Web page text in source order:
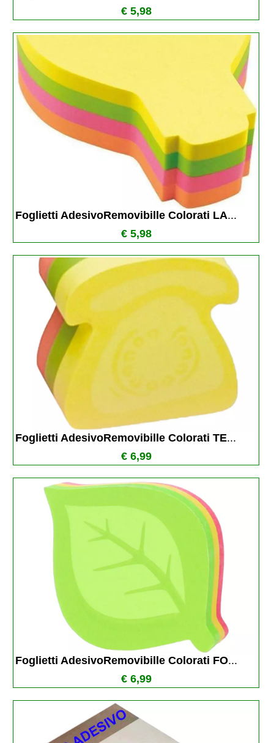
€ 5,98
Foglietti AdesivoRemovibille Colorati LA...
€ 5,98
Foglietti AdesivoRemovibille Colorati TE...
€ 6,99
Foglietti AdesivoRemovibille Colorati FO...
€ 6,99